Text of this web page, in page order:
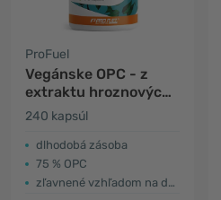
ProFuel
Vegánske OPC - z
extraktu hroznových
jadierok
240 kapsúl
dlhodobá zásoba
75 % OPC
zľavnené vzhľadom na dátum spotreby